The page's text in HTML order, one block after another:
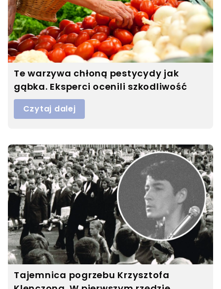
Te warzywa chłoną pestycydy jak
gąbka. Eksperci ocenili szkodliwość
Czytaj dalej
Tajemnica pogrzebu Krzysztofa